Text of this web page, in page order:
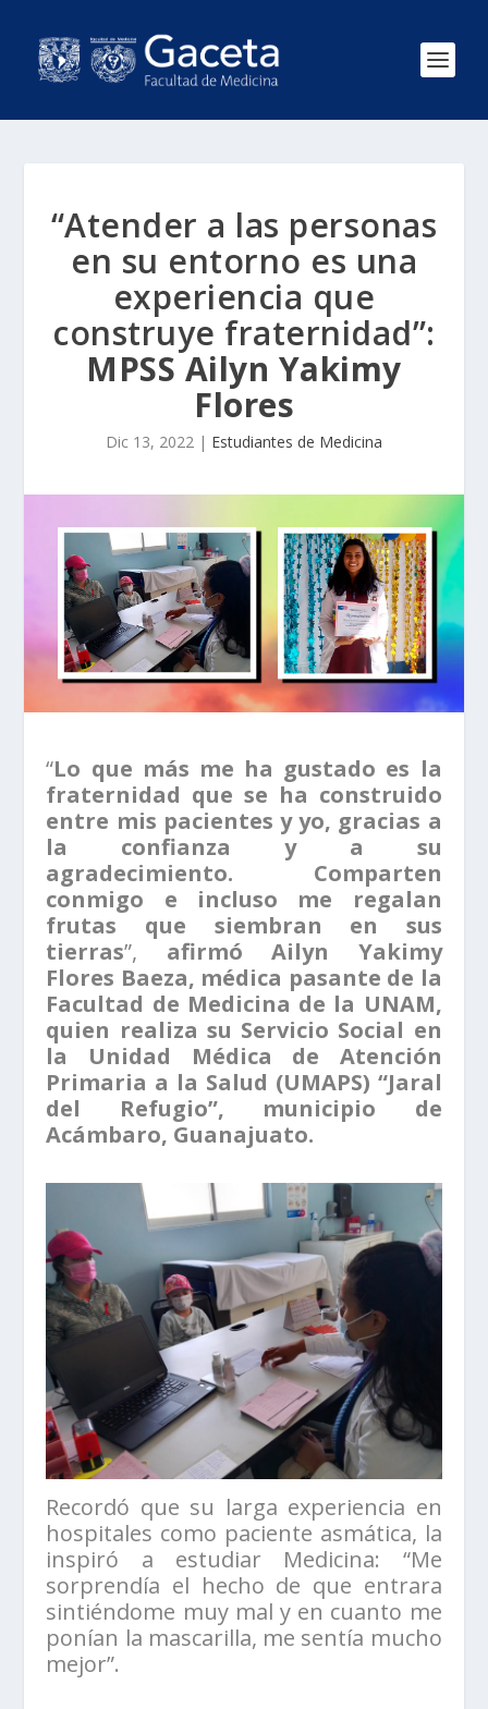
“Atender a las personas
en su entorno es una
experiencia que
construye fraternidad”:
MPSS Ailyn Yakimy
Flores
Dic 13, 2022 | Estudiantes de Medicina
“Lo que más me ha gustado es la
fraternidad que se ha construido
entre mis pacientes y yo, gracias a
la confianza y a su
agradecimiento. Comparten
conmigo e incluso me regalan
frutas que siembran en sus
tierras”, afirmó Ailyn Yakimy
Flores Baeza, médica pasante de la
Facultad de Medicina de la UNAM,
quien realiza su Servicio Social en
la Unidad Médica de Atención
Primaria a la Salud (UMAPS) “Jaral
del Refugio”, municipio de
Acámbaro, Guanajuato.
Recordó que su larga experiencia en
hospitales como paciente asmática, la
inspiró a estudiar Medicina: “Me
sorprendía el hecho de que entrara
sintiéndome muy mal y en cuanto me
ponían la mascarilla, me sentía mucho
mejor”.